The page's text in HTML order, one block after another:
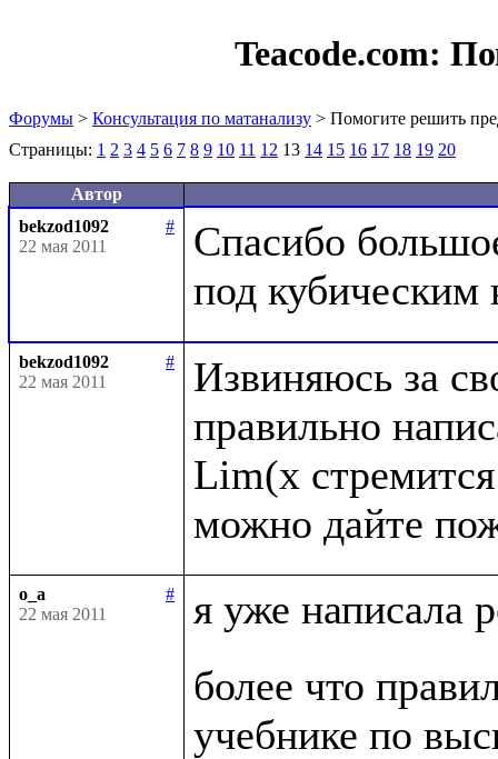
Teacode.com:
Форумы > Консультация по матанализу > Помогите решить
Страницы: 1 2 3 4 5 6 7 8 9 10 11 12 13 14 15 16 17 18 19 20
Автор
bekzod1092
#
22 мая 2011
Спасибо
bekzod1092
#
22 мая 2011
Извиняюсь за
правильно
Lim(x
o_a
#
22 мая 2011
я уже написала
более что
учебнике по